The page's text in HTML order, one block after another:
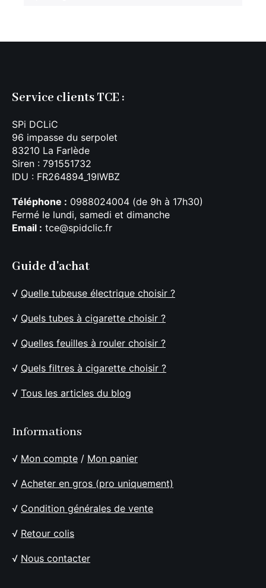
Service clients TCE :
SPi DCLiC
96 impasse du serpolet
83210 La Farlède
Siren : 791551732
IDU : FR264894_19IWBZ
Téléphone : 0988024004 (de 9h à 17h30)
Fermé le lundi, samedi et dimanche
Email : tce@spidclic.fr
Guide d'achat
√ Quelle tubeuse électrique choisir ?
√ Quels tubes à cigarette choisir ?
√ Quelles feuilles à rouler choisir ?
√ Quels filtres à cigarette choisir ?
√ Tous les articles du blog
Informations
√ Mon compte / Mon panier
√ Acheter en gros (pro uniquement)
√ Condition générales de vente
√ Retour colis
√ Nous contacter